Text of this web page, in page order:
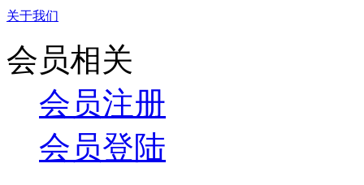
关于我们
会员相关
会员注册
会员登陆